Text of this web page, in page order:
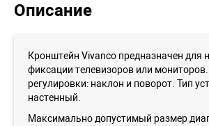
Описание
Кронштейн Vivanco предназначен для
фиксации телевизоров или
регулировки: наклон и поворот. Тип
настенный.
Максимально допустимый размер